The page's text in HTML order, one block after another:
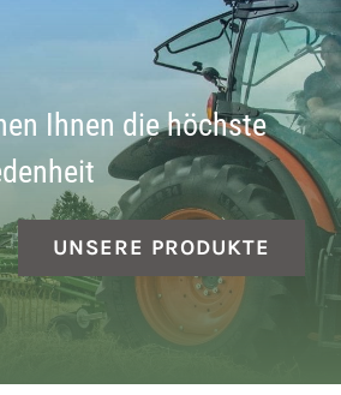
Ihnen die höchste
UNSERE PRODUKTE